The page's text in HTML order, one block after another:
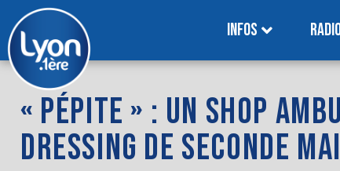
INFOS
« PÉPITE » : UN SHOP
DRESSING DE SECONDE